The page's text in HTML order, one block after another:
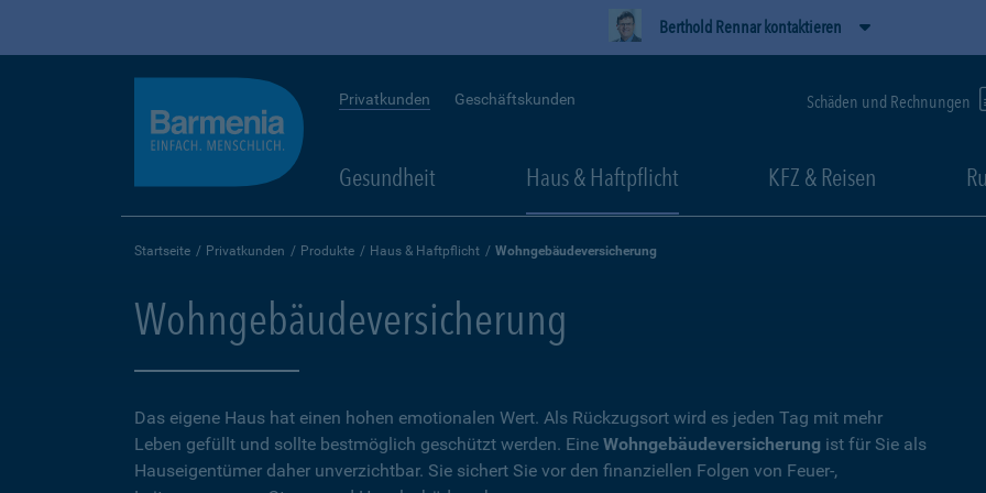
Berthold Rennar kontaktieren
Privatkunden Geschäftskunden Schäden und Rechnungen
Gesundheit Haus & Haftpflicht KFZ & Reisen
Startseite Privatkunden Produkte Haus & Haftpflicht Wohngebäudeversicherung
Wohngebäudeversicherung
Das eigene Haus hat einen hohen emotionalen Wert. Als Rückzugsort wird es jeden Tag mit mehr
Leben gefüllt und sollte bestmöglich geschützt werden. Eine Wohngebäudeversicherung ist für Sie als
Hauseigentümer daher unverzichtbar. Sie sichert Sie vor den finanziellen Folgen von Feuer-,